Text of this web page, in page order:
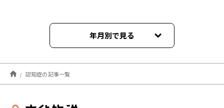
年月別で見る
2026年08月
2026年07月
認知症の記事一覧